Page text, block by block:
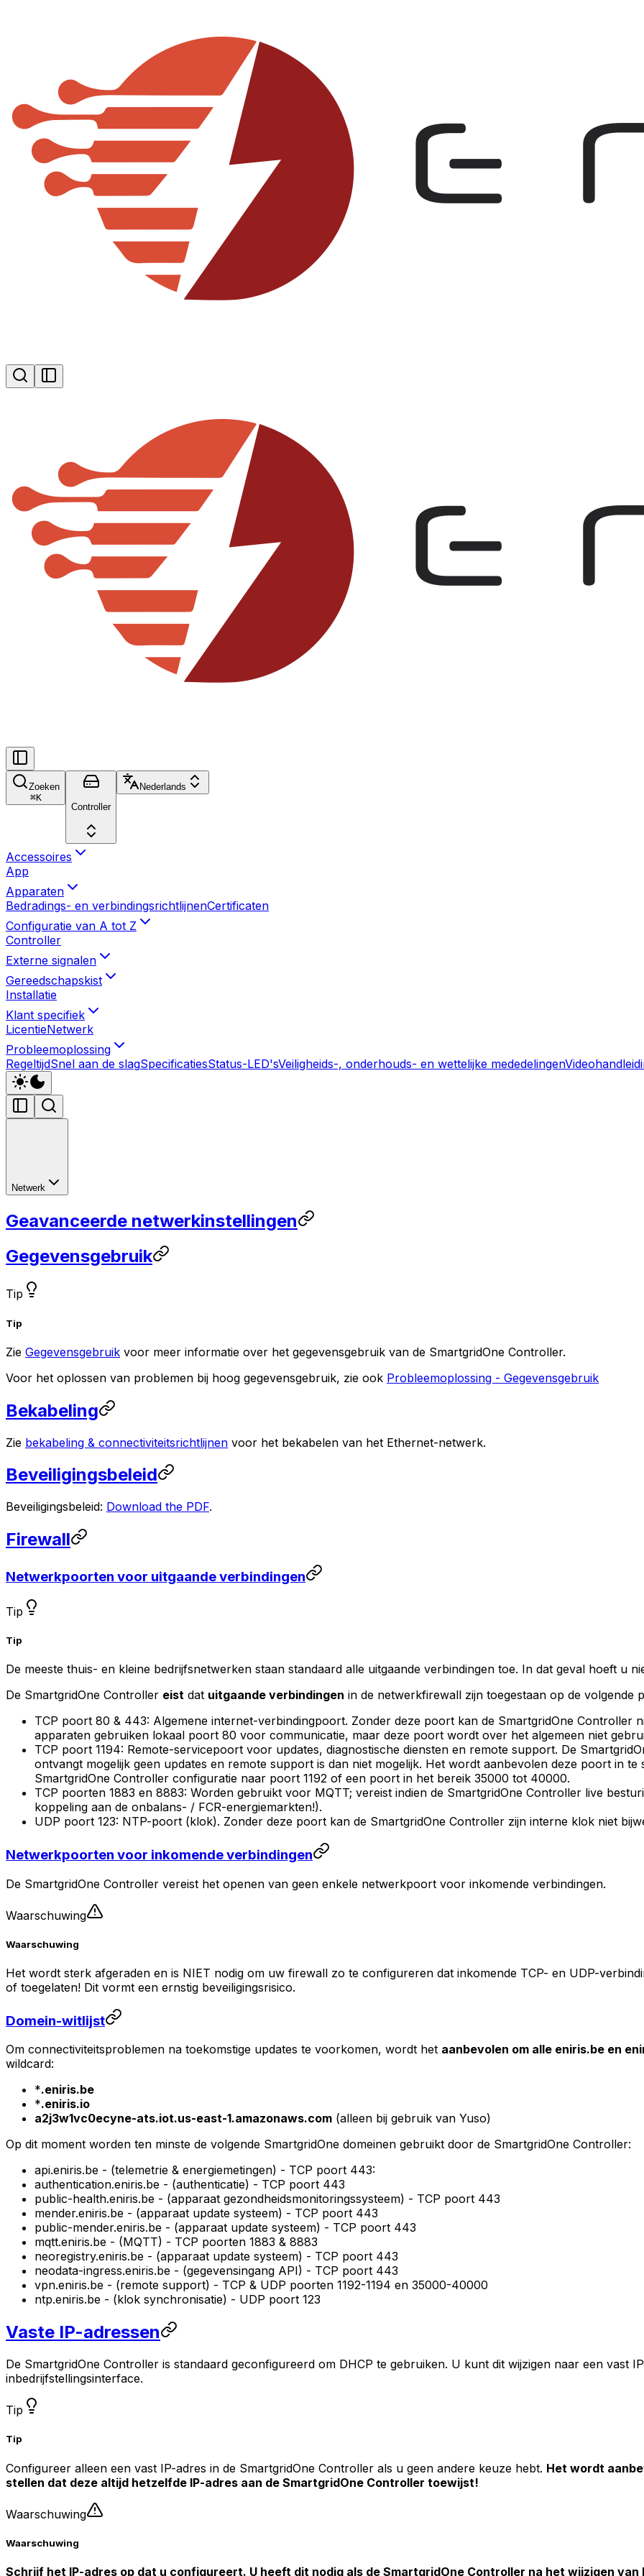
Zoeken
⌘K
Controller
Nederlands
Accessoires
App
Apparaten
Bedradings- en verbindingsrichtlijnenCertificaten
Configuratie van A tot Z
Controller
Externe signalen
Gereedschapskist
Installatie
Klant specifiek
LicentieNetwerk
Probleemoplossing
RegeltijdSnel aan de slagSpecificatiesStatus-LED'sVeiligheids-, onderhouds- en wettelijke mededelingen
Netwerk
Geavanceerde netwerkinstellingen
Gegevensgebruik
Tip
Tip
Zie Gegevensgebruik voor meer informatie over het gegevensgebruik van de SmartgridOne Controller.
Voor het oplossen van problemen bij hoog gegevensgebruik, zie ook Probleemoplossing - Gegevensgebruik
Bekabeling
Zie bekabeling & connectiviteitsrichtlijnen voor het bekabelen van het Ethernet-netwerk.
Beveiligingsbeleid
Beveiligingsbeleid: Download the PDF.
Firewall
Netwerkpoorten voor uitgaande verbindingen
Tip
Tip
De meeste thuis- en kleine bedrijfsnetwerken staan standaard alle uitgaande verbindingen toe. In dat geval hoeft u
De SmartgridOne Controller eist dat uitgaande verbindingen in de netwerkfirewall zijn toegestaan op de volgende
TCP poort 80 & 443: Algemene internet-verbindingpoort. Zonder deze poort kan de SmartgridOne Controller
apparaten gebruiken lokaal poort 80 voor communicatie, maar deze poort wordt over het algemeen niet
TCP poort 1194: Remote-servicepoort voor updates, diagnostische diensten en remote support. De
ontvangt mogelijk geen updates en remote support is dan niet mogelijk. Het wordt aanbevolen deze poort in
SmartgridOne Controller configuratie naar poort 1192 of een poort in het bereik 35000 tot 40000.
TCP poorten 1883 en 8883: Worden gebruikt voor MQTT; vereist indien de SmartgridOne Controller live
koppeling aan de onbalans- / FCR-energiemarkten!).
UDP poort 123: NTP-poort (klok). Zonder deze poort kan de SmartgridOne Controller zijn interne klok niet
Netwerkpoorten voor inkomende verbindingen
De SmartgridOne Controller vereist het openen van geen enkele netwerkpoort voor inkomende verbindingen.
Waarschuwing
Waarschuwing
Het wordt sterk afgeraden en is NIET nodig om uw firewall zo te configureren dat inkomende TCP- en UDP-
of toegelaten! Dit vormt een ernstig beveiligingsrisico.
Domein-witlijst
Om connectiviteitsproblemen na toekomstige updates te voorkomen, wordt het aanbevolen om alle eniris.be en
wildcard:
*.eniris.be
*.eniris.io
a2j3w1vc0ecyne-ats.iot.us-east-1.amazonaws.com (alleen bij gebruik van Yuso)
Op dit moment worden ten minste de volgende SmartgridOne domeinen gebruikt door de SmartgridOne Controller:
api.eniris.be - (telemetrie & energiemetingen) - TCP poort 443:
authentication.eniris.be - (authenticatie) - TCP poort 443
public-health.eniris.be - (apparaat gezondheidsmonitoringssysteem) - TCP poort 443
mender.eniris.be - (apparaat update systeem) - TCP poort 443
public-mender.eniris.be - (apparaat update systeem) - TCP poort 443
mqtt.eniris.be - (MQTT) - TCP poorten 1883 & 8883
neoregistry.eniris.be - (apparaat update systeem) - TCP poort 443
neodata-ingress.eniris.be - (gegevensingang API) - TCP poort 443
vpn.eniris.be - (remote support) - TCP & UDP poorten 1192-1194 en 35000-40000
ntp.eniris.be - (klok synchronisatie) - UDP poort 123
Vaste IP-adressen
De SmartgridOne Controller is standaard geconfigureerd om DHCP te gebruiken. U kunt dit wijzigen naar een vast
inbedrijfstellingsinterface.
Tip
Tip
Configureer alleen een vast IP-adres in de SmartgridOne Controller als u geen andere keuze hebt. Het wordt
stellen dat deze altijd hetzelfde IP-adres aan de SmartgridOne Controller toewijst!
Waarschuwing
Waarschuwing
Schrijf het IP-adres op dat u configureert. U heeft dit nodig als de SmartgridOne Controller na het wijzigen